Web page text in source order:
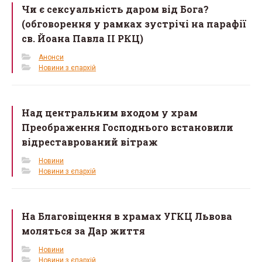
o
k
Чи є сексуальність даром від Бога?
(обговорення у рамках зустрічі на парафії
св. Йоана Павла II РКЦ)
Анонси
Новини з єпархій
Над центральним входом у храм
Преображення Господнього встановили
відреставрований вітраж
Новини
Новини з єпархій
На Благовіщення в храмах УГКЦ Львова
моляться за Дар життя
Новини
Новини з єпархій